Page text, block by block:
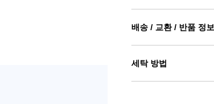
배송 / 교환 / 반품 정보
세탁 방법